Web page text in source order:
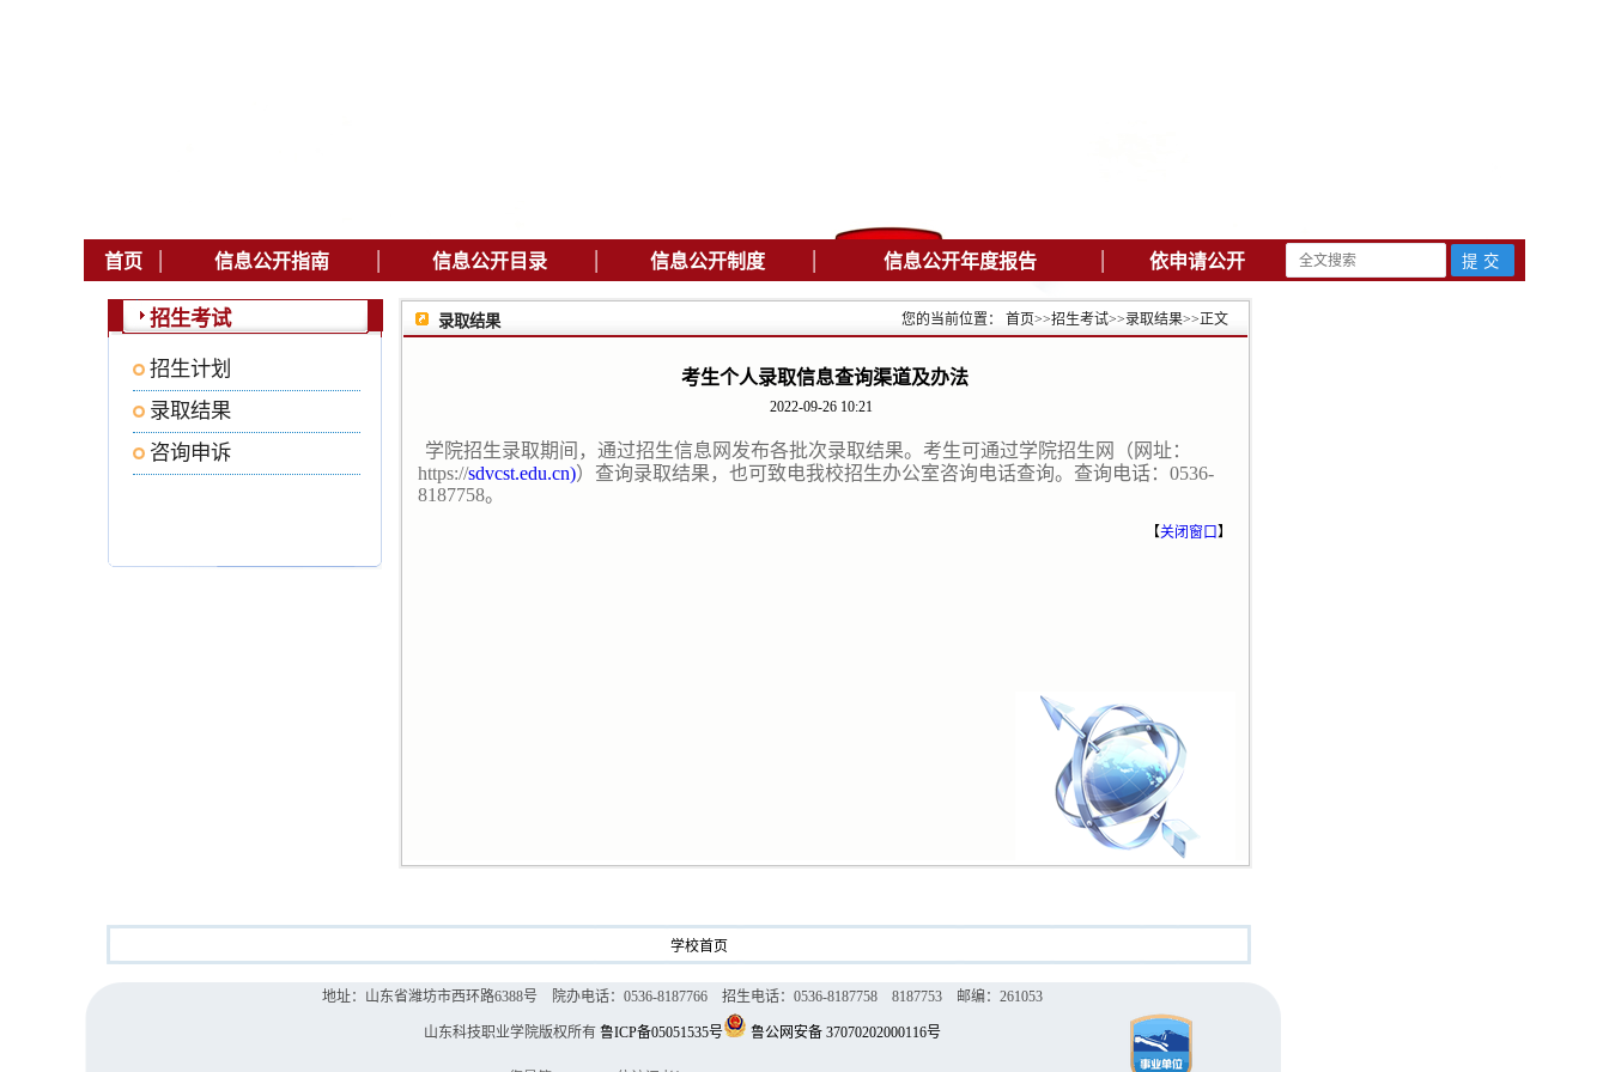
首页 | 信息公开指南 | 信息公开目录 | 信息公开制度 | 信息公开年度报告 | 依申请公开
招生考试
招生计划
录取结果
咨询申诉
录取结果 您的当前位置： 首页>>招生考试>>录取结果>>正文
考生个人录取信息查询渠道及办法
2022-09-26 10:21
学院招生录取期间，通过招生信息网 发布各批次录取结果。考生可通过学院招生 网（网址：
https://sdvcst.edu.cn)）查询录取结果 ， 也可致电我校招生办公室咨询电话查询。查询电话： 0536-
8187758。
【关闭窗口】
学校首页
地址：山东省潍坊市西环路6388号 院办电话：0536-8187766 招生电话：0536-8187758 8187753 邮编：261053
山东科技职业学院版权所有 鲁ICP备05051535号 鲁公网安备 37070202000116号